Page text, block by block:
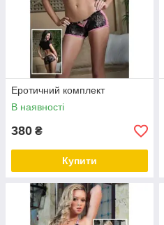
Еротичний комплект
В наявності
380 ₴
Купити